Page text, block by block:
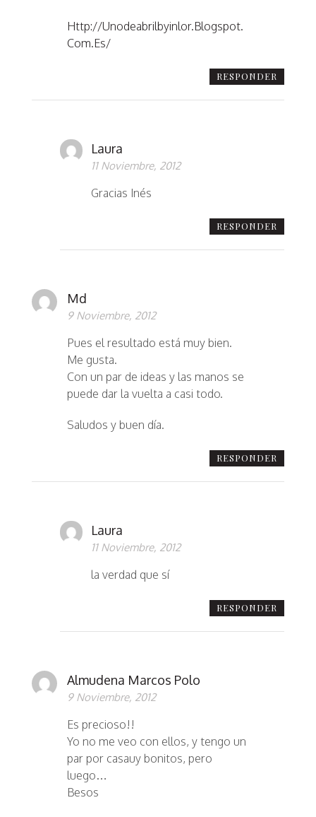
Http://unodeabrilbyinlor.blogspot.
Com.es/
RESPONDER
Laura
11 Noviembre, 2012
Gracias Inés
RESPONDER
Md
9 Noviembre, 2012
Pues el resultado está muy bien.
Me gusta.
Con un par de ideas y las manos se
puede dar la vuelta a casi todo.
Saludos y buen día.
RESPONDER
Laura
11 Noviembre, 2012
la verdad que sí
RESPONDER
Almudena Marcos Polo
9 Noviembre, 2012
Es precioso!!
Yo no me veo con ellos, y tengo un
par por casauy bonitos, pero
luego…
Besos